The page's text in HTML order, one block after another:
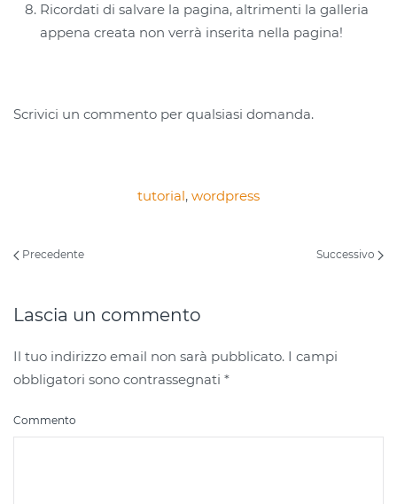
Ricordati di salvare la pagina, altrimenti la galleria
appena creata non verrà inserita nella pagina!
Scrivici un commento per qualsiasi domanda.
tutorial, wordpress
Precedente Successivo
Lascia un commento
Il tuo indirizzo email non sarà pubblicato. I campi
obbligatori sono contrassegnati *
Commento